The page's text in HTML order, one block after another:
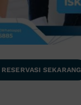
SEKARANG